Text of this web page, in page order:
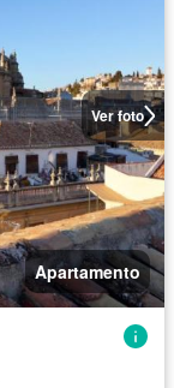
Ver foto
Apartamento